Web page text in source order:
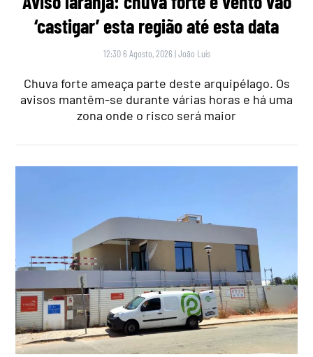
‘castigar’ esta região até esta data
12:30 6 Agosto, 2026 |João Luís
Chuva forte ameaça parte deste arquipélago. Os
avisos mantêm-se durante várias horas e há uma
zona onde o risco será maior